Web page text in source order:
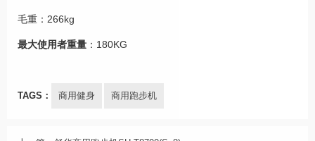
毛重：266kg
最大使用者重量 ：180KG
TAGS： 商用健身 商用跑步机